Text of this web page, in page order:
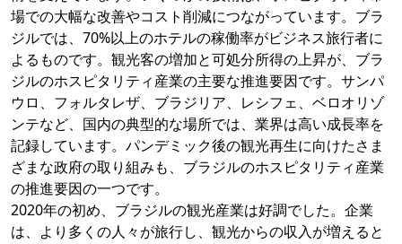
場での大幅な改善やコスト削減につながっています。ブラ
ジルでは、70%以上のホテルの稼働率がビジネス旅行者に
よるものです。観光客の増加と可処分所得の上昇が、ブラ
ジルのホスピタリティ産業の主要な推進要因です。サンパ
ウロ、フォルタレザ、ブラジリア、レシフェ、ベロオリゾ
ンテなど、国内の典型的な場所では、業界は高い成長率を
記録しています。パンデミック後の観光再生に向けたさま
ざまな政府の取り組みも、ブラジルのホスピタリティ産業
の推進要因の一つです。
2020年の初め、ブラジルの観光産業は好調でした。企業
は、より多くの人々が旅行し、観光からの収入が増えると